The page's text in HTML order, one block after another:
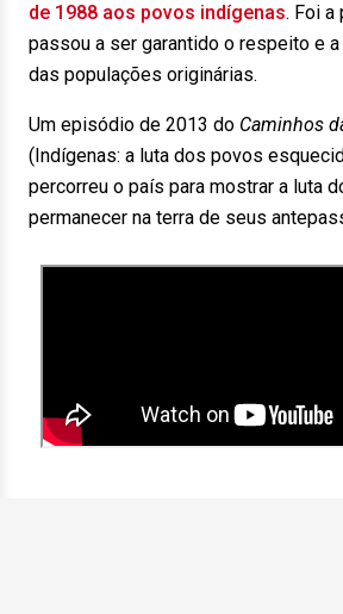
de 1988 aos povos indígenas. Foi a
passou a ser garantido o respeito e
das populações originárias.
Um episódio de 2013 do Caminhos
(Indígenas: a luta dos povos
percorreu o país para mostrar a luta
permanecer na terra de seus